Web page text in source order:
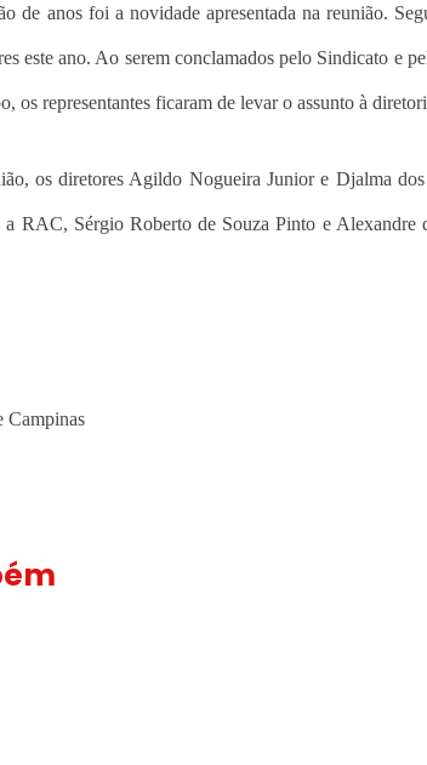
de anos foi a novidade apresentada na reunião.
este ano. Ao serem conclamados pelo Sindicato e
os representantes ficaram de levar o assunto à
os diretores Agildo Nogueira Junior e Djalma
a RAC, Sérgio Roberto de Souza Pinto e
Campinas